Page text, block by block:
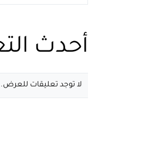
أحدث
لا توجد تعليقات للعرض.